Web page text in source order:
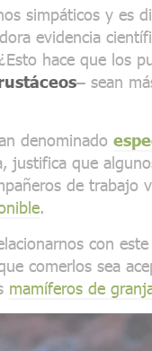
simpáticos y es
evidencia
hace que los
– sean
denominado
que
de trabajo
.
con
comerlos sea
mamíferos de